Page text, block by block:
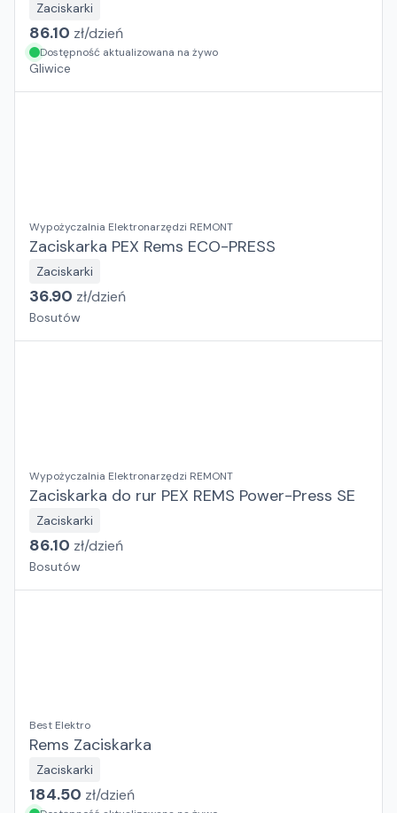
Zaciskarki
86.10 zł/dzień
Dostępność aktualizowana na żywo
Gliwice
Wypożyczalnia Elektronarzędzi REMONT
Zaciskarka PEX Rems ECO-PRESS
Zaciskarki
36.90 zł/dzień
Bosutów
Wypożyczalnia Elektronarzędzi REMONT
Zaciskarka do rur PEX REMS Power-Press SE
Zaciskarki
86.10 zł/dzień
Bosutów
Best Elektro
Rems Zaciskarka
Zaciskarki
184.50 zł/dzień